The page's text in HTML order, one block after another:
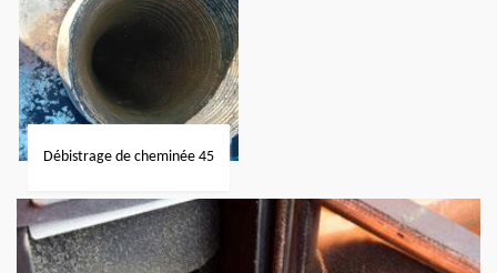
Débistrage de cheminée 45